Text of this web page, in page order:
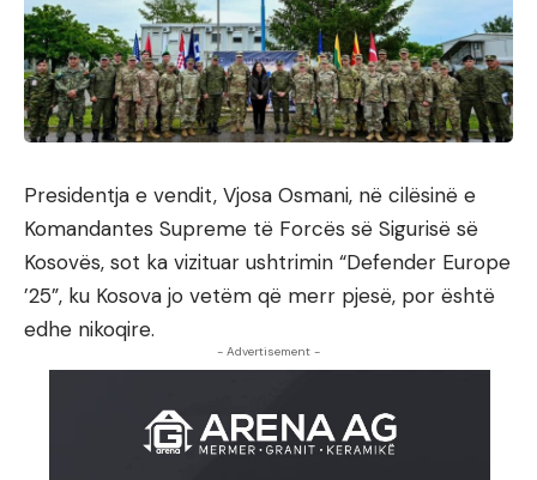
Presidentja e vendit, Vjosa Osmani, në cilësinë e
Komandantes Supreme të Forcës së Sigurisë së
Kosovës, sot ka vizituar ushtrimin “Defender Europe
’25”, ku Kosova jo vetëm që merr pjesë, por është
edhe nikoqire.
- Advertisement -